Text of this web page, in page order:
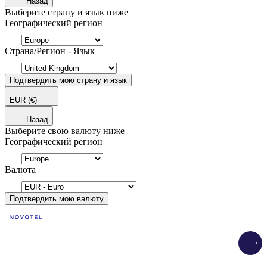
Выберите страну и язык ниже
Географический регион
Страна/Регион - Язык
Подтвердить мою страну и язык
EUR (€)
Назад
Выберите свою валюту ниже
Географический регион
Валюта
Подтвердить мою валюту